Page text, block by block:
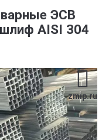
ЭСВ
AISI 304
zmip.ru